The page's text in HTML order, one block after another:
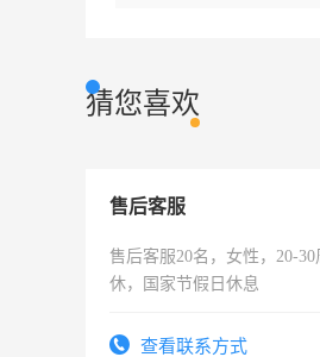
猜您喜欢
售后客服
售后客服20名，女性，20-
休，国家节假日休息
查看联系方式